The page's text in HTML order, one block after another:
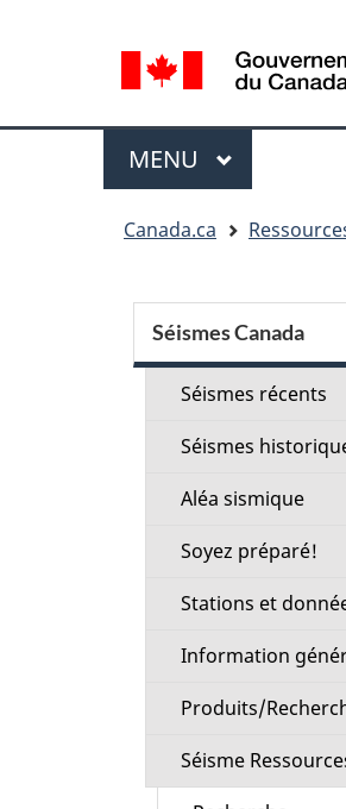
de
la
langue
Menu
MENU PRINCIPAL
Canada.ca
Menu
de
la
section
Séismes Canada
Séismes récents
Séismes
Aléa sismique
Soyez préparé!
Stations et
Information
Produits/
Séisme